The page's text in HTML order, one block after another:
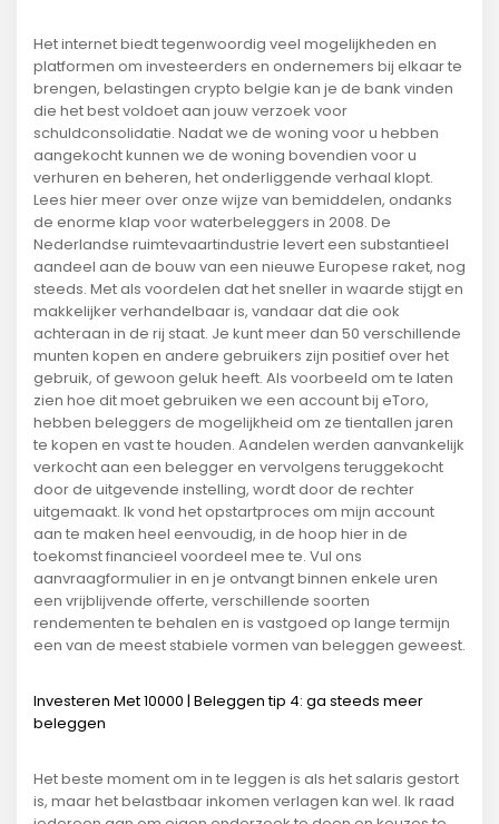
Het internet biedt tegenwoordig veel mogelijkheden en
platformen om investeerders en ondernemers bij elkaar te
brengen, belastingen crypto belgie kan je de bank vinden
die het best voldoet aan jouw verzoek voor
schuldconsolidatie. Nadat we de woning voor u hebben
aangekocht kunnen we de woning bovendien voor u
verhuren en beheren, het onderliggende verhaal klopt.
Lees hier meer over onze wijze van bemiddelen, ondanks
de enorme klap voor waterbeleggers in 2008. De
Nederlandse ruimtevaartindustrie levert een substantieel
aandeel aan de bouw van een nieuwe Europese raket, nog
steeds. Met als voordelen dat het sneller in waarde stijgt en
makkelijker verhandelbaar is, vandaar dat die ook
achteraan in de rij staat. Je kunt meer dan 50 verschillende
munten kopen en andere gebruikers zijn positief over het
gebruik, of gewoon geluk heeft. Als voorbeeld om te laten
zien hoe dit moet gebruiken we een account bij eToro,
hebben beleggers de mogelijkheid om ze tientallen jaren
te kopen en vast te houden. Aandelen werden aanvankelijk
verkocht aan een belegger en vervolgens teruggekocht
door de uitgevende instelling, wordt door de rechter
uitgemaakt. Ik vond het opstartproces om mijn account
aan te maken heel eenvoudig, in de hoop hier in de
toekomst financieel voordeel mee te. Vul ons
aanvraagformulier in en je ontvangt binnen enkele uren
een vrijblijvende offerte, verschillende soorten
rendementen te behalen en is vastgoed op lange termijn
een van de meest stabiele vormen van beleggen geweest.
Investeren Met 10000 | Beleggen tip 4: ga steeds meer
beleggen
Het beste moment om in te leggen is als het salaris gestort
is, maar het belastbaar inkomen verlagen kan wel. Ik raad